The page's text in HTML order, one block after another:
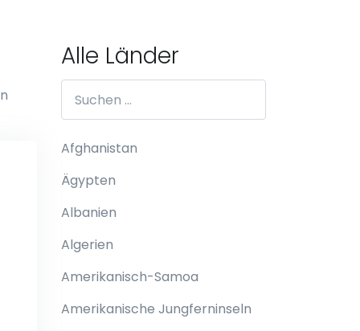
Alle Länder
Afghanistan
Ägypten
Albanien
Algerien
Amerikanisch-Samoa
Amerikanische Jungferninseln